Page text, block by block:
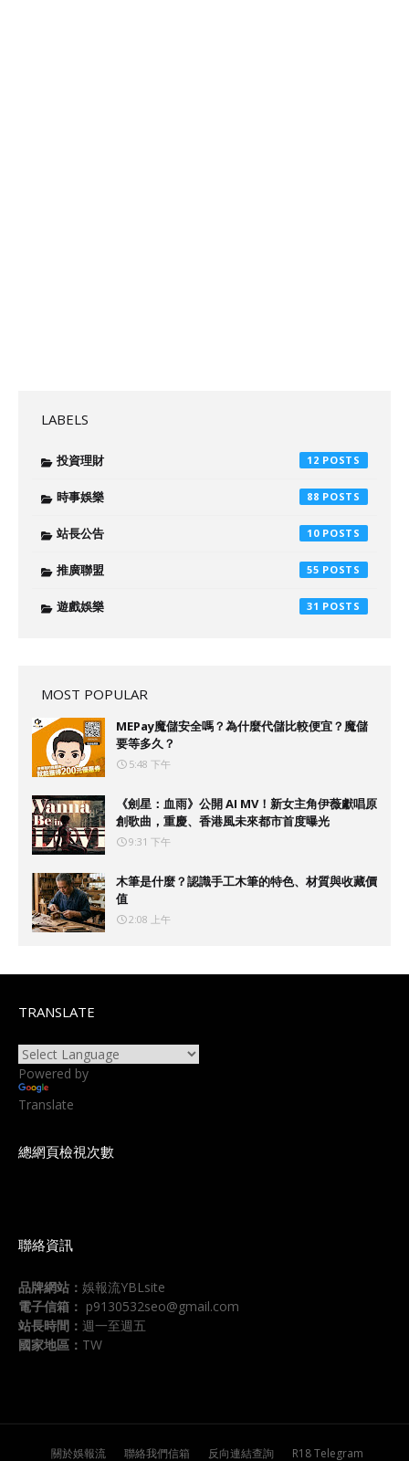
LABELS
投資理財 12
時事娛樂 88
站長公告 10
推廣聯盟 55
遊戲娛樂 31
MOST POPULAR
MEPay魔儲安全嗎？為什麼代儲比較便宜？魔儲
要等多久？
5:48 下午
《劍星：血雨》公開 AI MV！新女主角伊薇獻唱原
創歌曲，重慶、香港風未來都市首度曝光
9:31 下午
木筆是什麼？認識手工木筆的特色、材質與收藏價
值
2:08 上午
TRANSLATE
Powered by
Translate
總網頁檢視次數
聯絡資訊
品牌網站： 娛報流YBLsite
電子信箱： p9130532seo@gmail.com
站長時間： 週一至週五
國家地區： TW
關於娛報流 聯絡我們信箱 反向連結查詢 R18 Telegram